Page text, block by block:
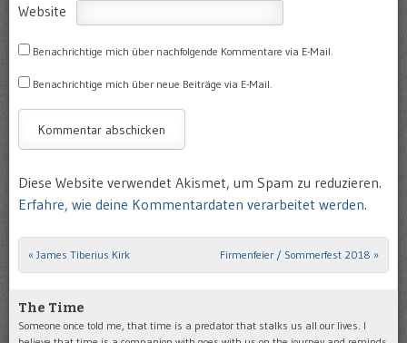
Website
Benachrichtige mich über nachfolgende Kommentare via E-Mail.
Benachrichtige mich über neue Beiträge via E-Mail.
Diese Website verwendet Akismet, um Spam zu reduzieren.
Erfahre, wie deine Kommentardaten verarbeitet werden.
Post navigation
« James Tiberius Kirk Firmenfeier / Sommerfest 2018 »
The Time
Someone once told me, that time is a predator that stalks us all our lives. I